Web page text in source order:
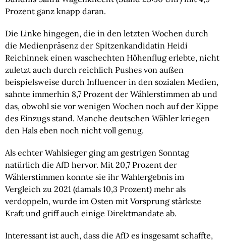
Prozent ganz knapp daran.
Die Linke hingegen, die in den letzten Wochen durch
die Medienpräsenz der Spitzenkandidatin Heidi
Reichinnek einen waschechten Höhenflug erlebte, nicht
zuletzt auch durch reichlich Pushes von außen
beispielsweise durch Influencer in den sozialen Medien,
sahnte immerhin 8,7 Prozent der Wählerstimmen ab und
das, obwohl sie vor wenigen Wochen noch auf der Kippe
des Einzugs stand. Manche deutschen Wähler kriegen
den Hals eben noch nicht voll genug.
Als echter Wahlsieger ging am gestrigen Sonntag
natürlich die AfD hervor. Mit 20,7 Prozent der
Wählerstimmen konnte sie ihr Wahlergebnis im
Vergleich zu 2021 (damals 10,3 Prozent) mehr als
verdoppeln, wurde im Osten mit Vorsprung stärkste
Kraft und griff auch einige Direktmandate ab.
Interessant ist auch, dass die AfD es insgesamt schaffte,